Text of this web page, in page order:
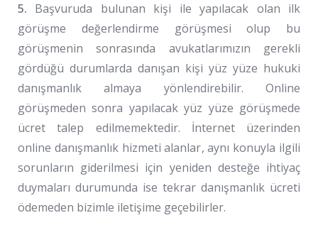
5. Başvuruda bulunan kişi ile yapılacak olan ilk
görüşme değerlendirme görüşmesi olup bu
görüşmenin sonrasında avukatlarımızın gerekli
gördüğü durumlarda danışan kişi yüz yüze hukuki
danışmanlık almaya yönlendirebilir. Online
görüşmeden sonra yapılacak yüz yüze görüşmede
ücret talep edilmemektedir. İnternet üzerinden
online danışmanlık hizmeti alanlar, aynı konuyla ilgili
sorunların giderilmesi için yeniden desteğe ihtiyaç
duymaları durumunda ise tekrar danışmanlık ücreti
ödemeden bizimle iletişime geçebilirler.